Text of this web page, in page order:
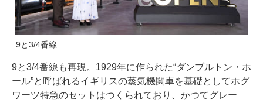
9と3/4番線
9と3/4番線も再現。1929年に作られた“ダンブルトン・ホ
ール”と呼ばれるイギリスの蒸気機関車を基礎としてホグ
ワーツ特急のセットはつくられており、かつてグレー